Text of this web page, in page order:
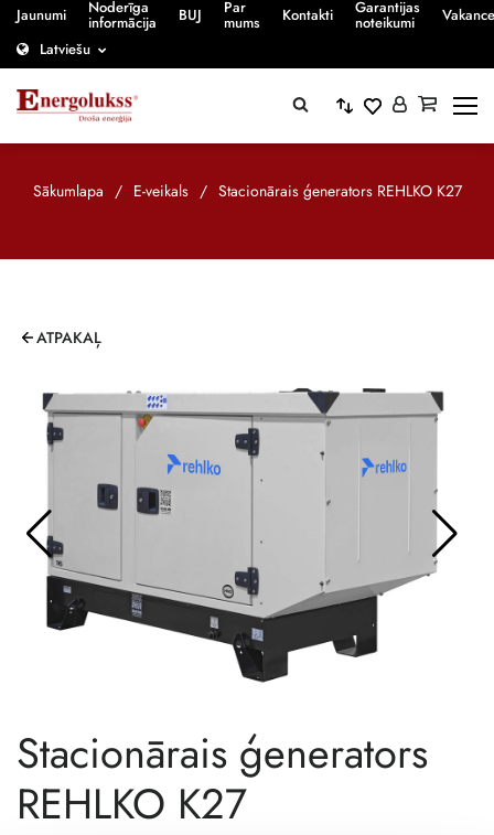
Jaunumi Noderīga
informācija BUJ Par
mums Kontakti Garantijas
noteikumi
Latviešu
Sākumlapa / E-veikals / Stacionārais ģenerators REHLKO K27
ATPAKAĻ
Stacionārais ģenerators
REHLKO K27